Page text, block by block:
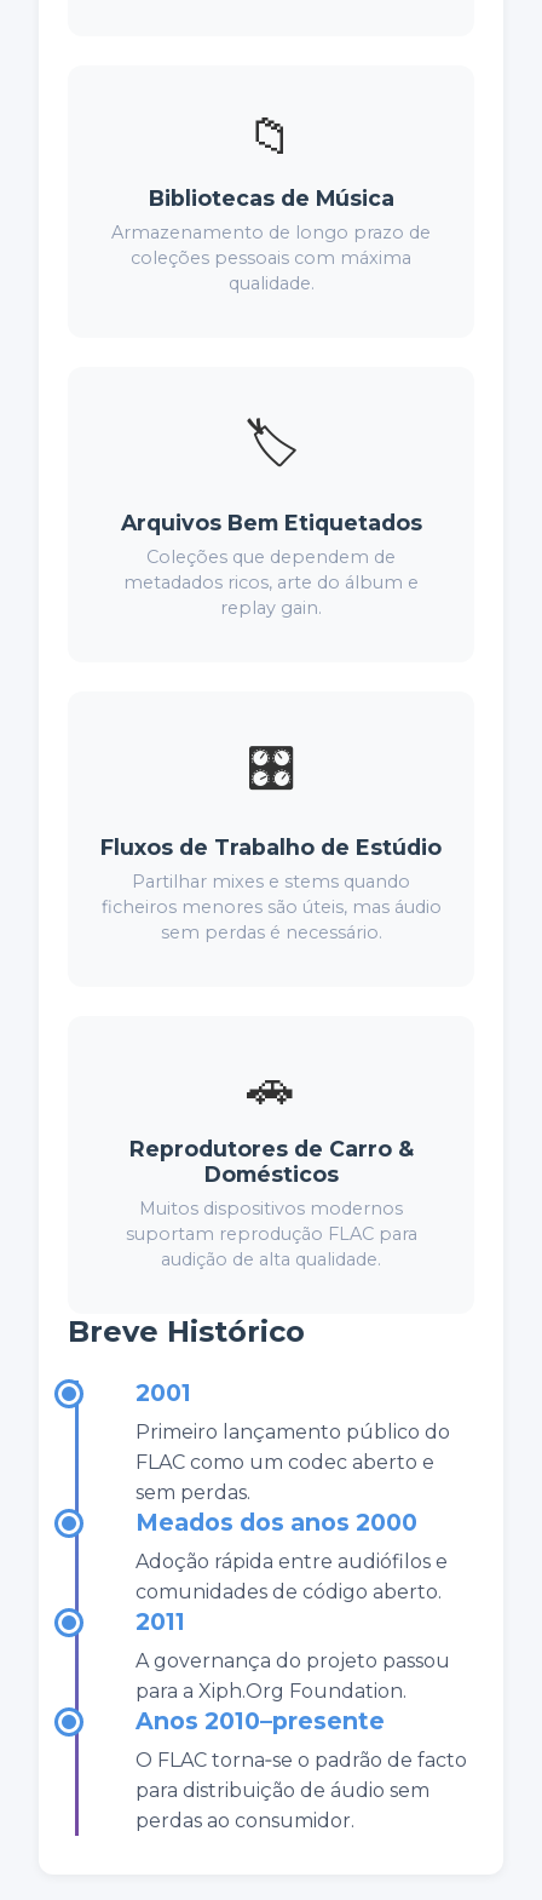
📁
Bibliotecas de Música
Armazenamento de longo prazo de
coleções pessoais com máxima
qualidade.
🏷️
Arquivos Bem Etiquetados
Coleções que dependem de
metadados ricos, arte do álbum e
replay gain.
🎛️
Fluxos de Trabalho de Estúdio
Partilhar mixes e stems quando
ficheiros menores são úteis, mas áudio
sem perdas é necessário.
🚗
Reprodutores de Carro &
Domésticos
Muitos dispositivos modernos
suportam reprodução FLAC para
audição de alta qualidade.
Breve Histórico
2001
Primeiro lançamento público do
FLAC como um codec aberto e
sem perdas.
Meados dos anos 2000
Adoção rápida entre audiófilos e
comunidades de código aberto.
2011
A governança do projeto passou
para a Xiph.Org Foundation.
Anos 2010–presente
O FLAC torna‑se o padrão de facto
para distribuição de áudio sem
perdas ao consumidor.